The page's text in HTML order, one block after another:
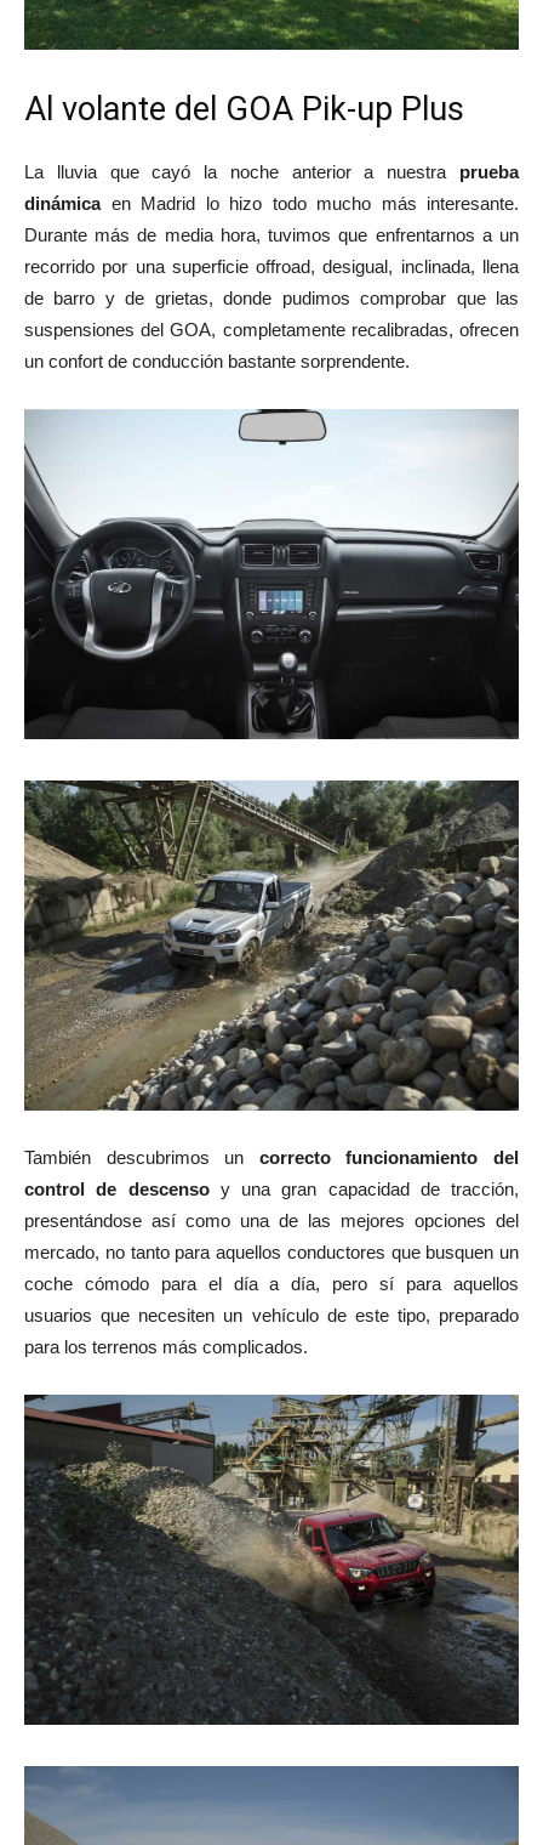
Al volante del GOA Pik-up Plus
La lluvia que cayó la noche anterior a nuestra prueba
dinámicaen Madrid lo hizo todo mucho más interesante.
Durante más de media hora, tuvimos que enfrentarnos a un
recorrido por una superficie offroad, desigual, inclinada, llena
de barro y de grietas, donde pudimos comprobar que las
suspensiones del GOA, completamente recalibradas, ofrecen
un confort de conducción bastante sorprendente.
También descubrimos un correcto funcionamiento del
control de descensoy una gran capacidad de tracción,
presentándose así como una de las mejores opciones del
mercado, no tanto para aquellos conductores que busquen un
coche cómodo para el día a día, pero sí para aquellos
usuarios que necesiten un vehículo de este tipo, preparado
para los terrenos más complicados.